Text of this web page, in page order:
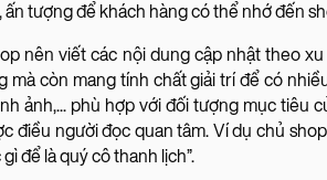
tượng để khách hàng có thể nhớ đến
nên viết các nội dung cập nhật theo
mà còn mang tính chất giải trí để có
ảnh,... phù hợp với đối tượng mục tiêu
điều người đọc quan tâm. Ví dụ chủ
để là quý cô thanh lịch”.